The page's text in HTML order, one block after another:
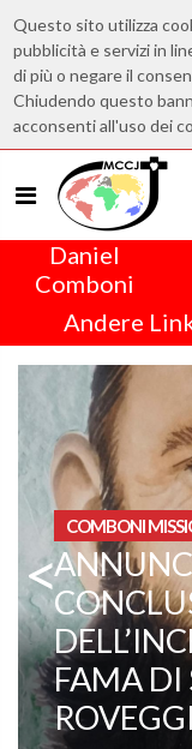
Questo sito utilizza
pubblicità e servizi in
di più o negare il
Chiudendo questo
acconsenti all'uso dei
Daniel
Comboni
Andere
< COMBONI
PATER
EIN
FÜR
MISSION